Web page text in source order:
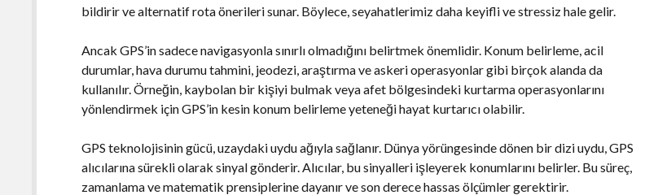
bildirir ve alternatif rota önerileri sunar. Böylece, seyahatlerimiz daha keyifli ve stressiz hale gelir.
Ancak GPS’in sadece navigasyonla sınırlı olmadığını belirtmek önemlidir. Konum belirleme, acil
durumlar, hava durumu tahmini, jeodezi, araştırma ve askeri operasyonlar gibi birçok alanda da
kullanılır. Örneğin, kaybolan bir kişiyi bulmak veya afet bölgesindeki kurtarma operasyonlarını
yönlendirmek için GPS’in kesin konum belirleme yeteneği hayat kurtarıcı olabilir.
GPS teknolojisinin gücü, uzaydaki uydu ağıyla sağlanır. Dünya yörüngesinde dönen bir dizi uydu, GPS
alıcılarına sürekli olarak sinyal gönderir. Alıcılar, bu sinyalleri işleyerek konumlarını belirler. Bu süreç,
zamanlama ve matematik prensiplerine dayanır ve son derece hassas ölçümler gerektirir.